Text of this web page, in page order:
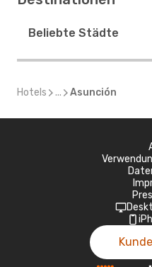
Beliebte Städte
Hotels ... Asunción